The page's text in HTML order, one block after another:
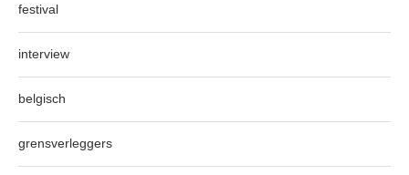
festival
interview
belgisch
grensverleggers